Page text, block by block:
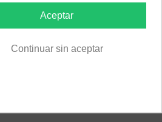
All Rights Reserved
Aceptar
Continuar sin aceptar